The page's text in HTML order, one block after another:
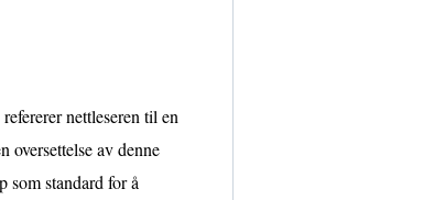
nettleseren til en
oversettelse av denne
som standard for å